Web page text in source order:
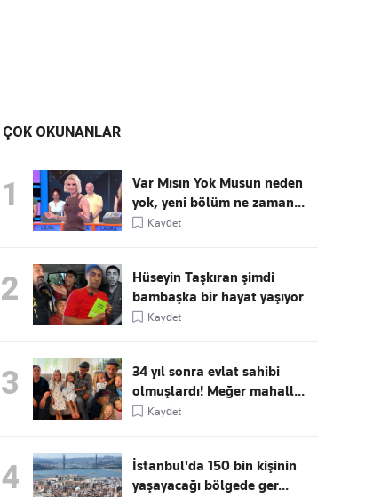
ÇOK OKUNANLAR
1
Var Mısın Yok Musun neden
yok, yeni bölüm ne zaman...
Kaydet
2
Hüseyin Taşkıran şimdi
bambaşka bir hayat yaşıyor
Kaydet
3
34 yıl sonra evlat sahibi
olmuşlardı! Meğer mahall...
Kaydet
4
İstanbul'da 150 bin kişinin
yaşayacağı bölgede ger...